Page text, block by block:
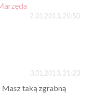
2.01.2013, 20:50
3.01.2013, 21:23
Masz taką zgrabną